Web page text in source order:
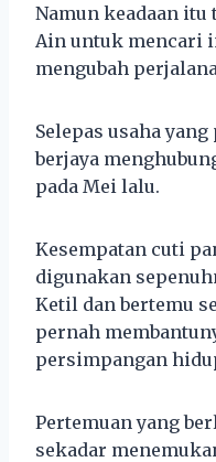
Namun keadaan
Ain untuk mencari
mengubah
Selepas usaha
berjaya
pada Mei lalu.
Kesempatan cuti
digunakan
Ketil dan bertemu
pernah
persimpangan
Pertemuan yang
sekadar